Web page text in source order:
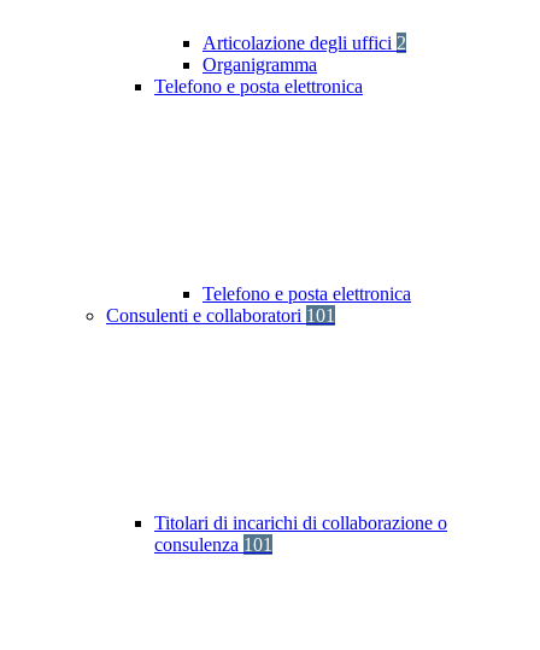
Articolazione degli uffici 2
Organigramma
Telefono e posta elettronica
Telefono e posta elettronica
Consulenti e collaboratori 101
Titolari di incarichi di collaborazione o
consulenza 101